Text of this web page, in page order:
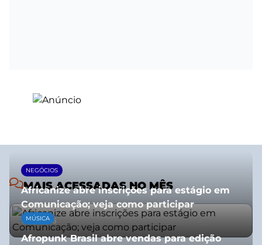
MAIS ACESSADAS NO MÊS
NEGÓCIOS
Africanize abre inscrições para estágio em
Comunicação; veja como participar
13/01/2026
MÚSICA
Afropunk Brasil abre vendas para edição